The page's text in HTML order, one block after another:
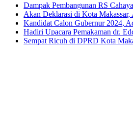
Dampak Pembangunan RS
Akan Deklarasi di Kota
Kandidat Calon Gubernur 2024,
Hadiri Upacara Pemakaman dr.
Sempat Ricuh di DPRD Kota